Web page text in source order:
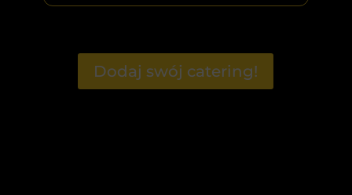
Dodaj swój catering!